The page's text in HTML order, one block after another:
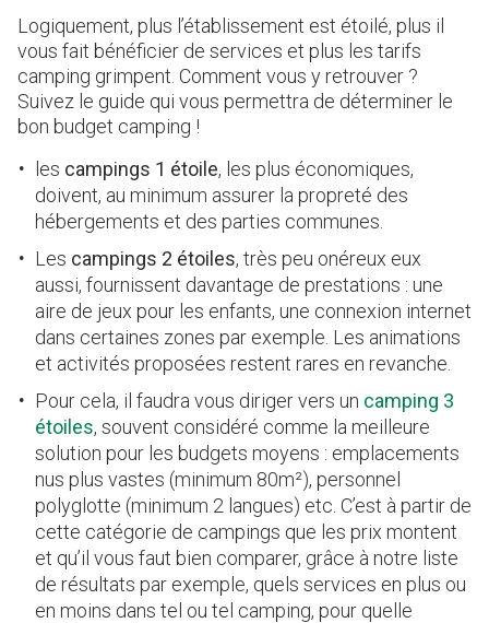
Logiquement, plus l’établissement est étoilé, plus il
vous fait bénéficier de services et plus les tarifs
camping grimpent. Comment vous y retrouver ?
Suivez le guide qui vous permettra de déterminer le
bon budget camping !
les campings 1 étoile, les plus économiques,
doivent, au minimum assurer la propreté des
hébergements et des parties communes.
Les campings 2 étoiles, très peu onéreux eux
aussi, fournissent davantage de prestations : une
aire de jeux pour les enfants, une connexion internet
dans certaines zones par exemple. Les animations
et activités proposées restent rares en revanche.
Pour cela, il faudra vous diriger vers un camping 3
étoiles, souvent considéré comme la meilleure
solution pour les budgets moyens : emplacements
nus plus vastes (minimum 80m²), personnel
polyglotte (minimum 2 langues) etc. C’est à partir de
cette catégorie de campings que les prix montent
et qu’il vous faut bien comparer, grâce à notre liste
de résultats par exemple, quels services en plus ou
en moins dans tel ou tel camping, pour quelle